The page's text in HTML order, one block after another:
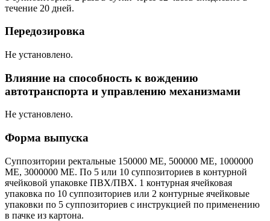
течение 20 дней.
Передозировка
Не установлено.
Влияние на способность к вождению
автотранспорта и управлению механизмами
Не установлено.
Форма выпуска
Суппозитории ректальные 150000 МЕ, 500000 МЕ, 1000000
МЕ, 3000000 МЕ. По 5 или 10 суппозиториев в контурной
ячейковой упаковке ПВХ/ПВХ. 1 контурная ячейковая
упаковка по 10 суппозиториев или 2 контурные ячейковые
упаковки по 5 суппозиториев с инструкцией по применению
в пачке из картона.